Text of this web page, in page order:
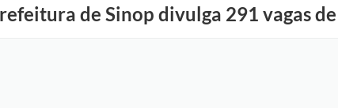
de Sinop divulga 291 vagas